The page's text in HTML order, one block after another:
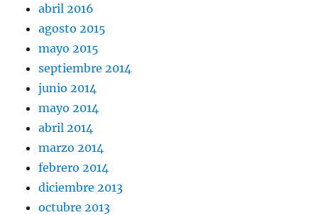
abril 2016
agosto 2015
mayo 2015
septiembre 2014
junio 2014
mayo 2014
abril 2014
marzo 2014
febrero 2014
diciembre 2013
octubre 2013